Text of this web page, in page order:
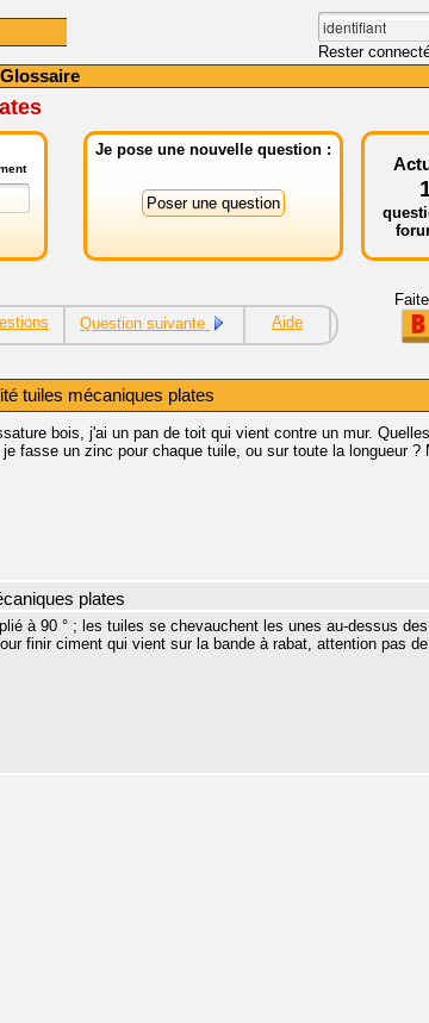
Rester
Glossaire
Je pose une nouvelle question :
Question suivante Aide
tuiles mécaniques plates
bois, j'ai un pan de toit qui vient contre un mur.
fasse un zinc pour chaque tuile, ou sur toute la longueur ?
plates
à 90 ° ; les tuiles se chevauchent les unes au-dessus
finir ciment qui vient sur la bande à rabat, attention pas